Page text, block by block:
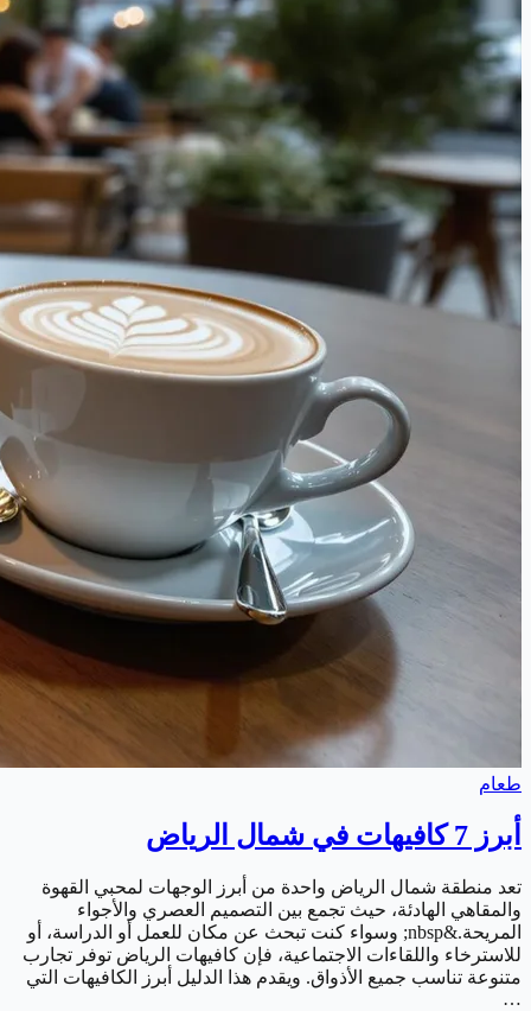
طعام
أبرز 7 كافيهات في شمال الرياض
تعد منطقة شمال الرياض واحدة من أبرز الوجهات لمحبي القهوة
والمقاهي الهادئة، حيث تجمع بين التصميم العصري والأجواء
المريحة.&nbsp; وسواء كنت تبحث عن مكان للعمل أو الدراسة، أو
للاسترخاء واللقاءات الاجتماعية، فإن كافيهات الرياض توفر تجارب
متنوعة تناسب جميع الأذواق. ويقدم هذا الدليل أبرز الكافيهات التي
…